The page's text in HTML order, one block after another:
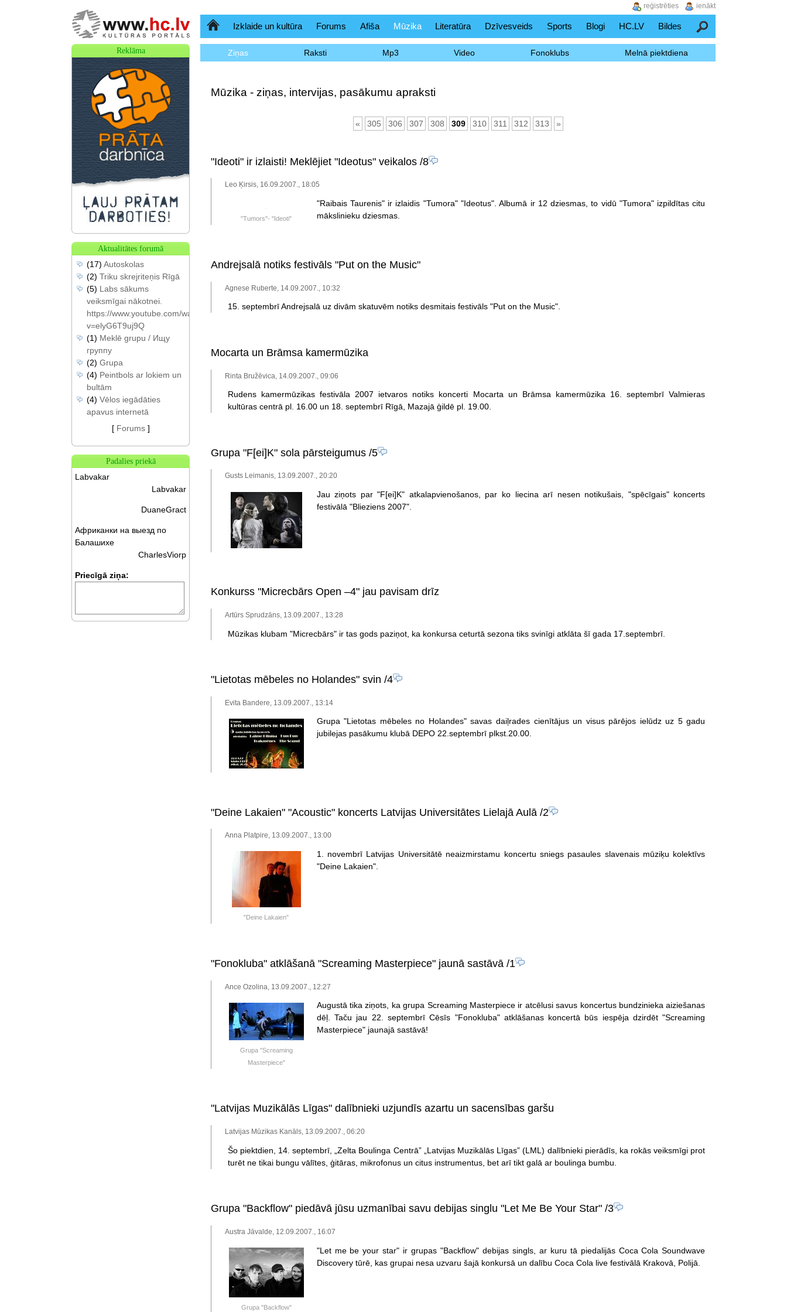
SākumlapaIzklaide un kultūra Forums Afiša Mūzika Literatūra Dzīvesveids Sports Blogi HC.LV Bildes Meklēšana
Ziņas Raksti Mp3 Video Fonoklubs Melnā piektdiena
Mūzika - ziņas, intervijas, pasākumu apraksti
« 305 306 307 308 309 310 311 312 313 »
"Ideoti" ir izlaisti! Meklējiet "Ideotus" veikalos/8
Leo Ķirsis, 16.09.2007., 18:05
"Tumors"- "Ideoti"
"Raibais Taurenis" ir izlaidis "Tumora" "Ideotus". Albumā ir 12 dziesmas, to vidū "Tumora" izpildītas citu
mākslinieku dziesmas.
Andrejsalā notiks festivāls "Put on the Music"
Agnese Ruberte, 14.09.2007., 10:32
15. septembrī Andrejsalā uz divām skatuvēm notiks desmitais festivāls "Put on the Music".
Mocarta un Brāmsa kamermūzika
Rinta Bružēvica, 14.09.2007., 09:06
Rudens kamermūzikas festivāla 2007 ietvaros notiks koncerti Mocarta un Brāmsa kamermūzika 16. septembrī Valmieras
kultūras centrā pl. 16.00 un 18. septembrī Rīgā, Mazajā ģildē pl. 19.00.
Grupa "F[ei]K" sola pārsteigumus/5
Gusts Leimanis, 13.09.2007., 20:20
Jau ziņots par "F[ei]K" atkalapvienošanos, par ko liecina arī nesen notikušais, "spēcīgais" koncerts
festivālā "Blieziens 2007".
Konkurss "Micrecbārs Open –4" jau pavisam drīz
Artūrs Sprudzāns, 13.09.2007., 13:28
Mūzikas klubam "Micrecbārs" ir tas gods paziņot, ka konkursa ceturtā sezona tiks svinīgi atklāta šī gada 17.septembrī.
"Lietotas mēbeles no Holandes" svin /4
Evita Bandere, 13.09.2007., 13:14
Grupa "Lietotas mēbeles no Holandes" savas daiļrades cienītājus un visus pārējos ielūdz uz 5 gadu
jubilejas pasākumu klubā DEPO 22.septembrī plkst.20.00.
"Deine Lakaien" "Acoustic" koncerts Latvijas Universitātes Lielajā Aulā/2
Anna Platpire, 13.09.2007., 13:00
"Deine Lakaien"
1. novembrī Latvijas Universitātē neaizmirstamu koncertu sniegs pasaules slavenais mūziķu kolektīvs
"Deine Lakaien".
"Fonokluba" atklāšanā "Screaming Masterpiece" jaunā sastāvā/1
Ance Ozolina, 13.09.2007., 12:27
Grupa "Screaming
Masterpiece"
Augustā tika ziņots, ka grupa Screaming Masterpiece ir atcēlusi savus koncertus bundzinieka aiziešanas
dēļ. Taču jau 22. septembrī Cēsīs "Fonokluba" atklāšanas koncertā būs iespēja dzirdēt "Screaming
Masterpiece" jaunajā sastāvā!
"Latvijas Muzikālās Līgas" dalībnieki uzjundīs azartu un sacensības garšu
Latvijas Mūzikas Kanāls, 13.09.2007., 06:20
Šo piektdien, 14. septembrī, „Zelta Boulinga Centrā” „Latvijas Muzikālās Līgas” (LML) dalībnieki pierādīs, ka rokās veiksmīgi prot
turēt ne tikai bungu vālītes, ģitāras, mikrofonus un citus instrumentus, bet arī tikt galā ar boulinga bumbu.
Grupa "Backflow" piedāvā jūsu uzmanībai savu debijas singlu "Let Me Be Your Star"/3
Austra Jāvalde, 12.09.2007., 16:07
Grupa "Backflow"
"Let me be your star" ir grupas "Backflow" debijas singls, ar kuru tā piedalijās Coca Cola Soundwave
Discovery tūrē, kas grupai nesa uzvaru šajā konkursā un dalību Coca Cola live festivālā Krakovā, Polijā.
Reklāma
Aktualitātes forumā
(17) Autoskolas
(2) Triku skrejriteņis Rīgā
(5) Labs sākums
veiksmīgai nākotnei.
https://www.youtube.com/watch?
v=elyG6T9uj9Q
(1) Meklē grupu / Ищу
группу
(2) Grupa
(4) Peintbols ar lokiem un
bultām
(4) Vēlos iegādāties
apavus internetā
[ Forums]
Padalies priekā
Labvakar
Labvakar
DuaneGract
Африканки на выезд по
Балашихе
CharlesViorp
Priecīgā ziņa:
ienākt
reģistrēties